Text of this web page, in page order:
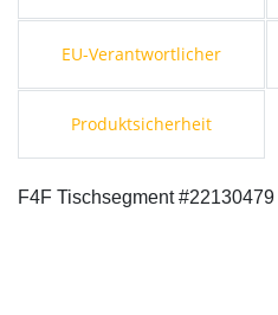
EU-Verantwortlicher
Produktsicherheit
F4F Tischsegment #22130479